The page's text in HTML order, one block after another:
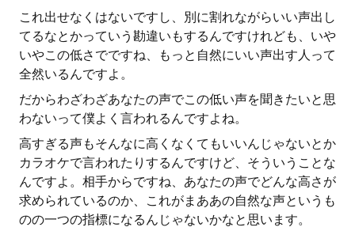
これ出せなくはないですし、別に割れながらいい声出し
てるなとかっていう勘違いもするんですけれども、いや
いやこの低さでですね、もっと自然にいい声出す人って
全然いるんですよ。
だからわざわざあなたの声でこの低い声を聞きたいと思
わないって僕よく言われるんですよね。
高すぎる声もそんなに高くなくてもいいんじゃないとか
カラオケで言われたりするんですけど、そういうことな
んですよ。相手からですね、あなたの声でどんな高さが
求められているのか、これがまああの自然な声というも
のの一つの指標になるんじゃないかなと思います。